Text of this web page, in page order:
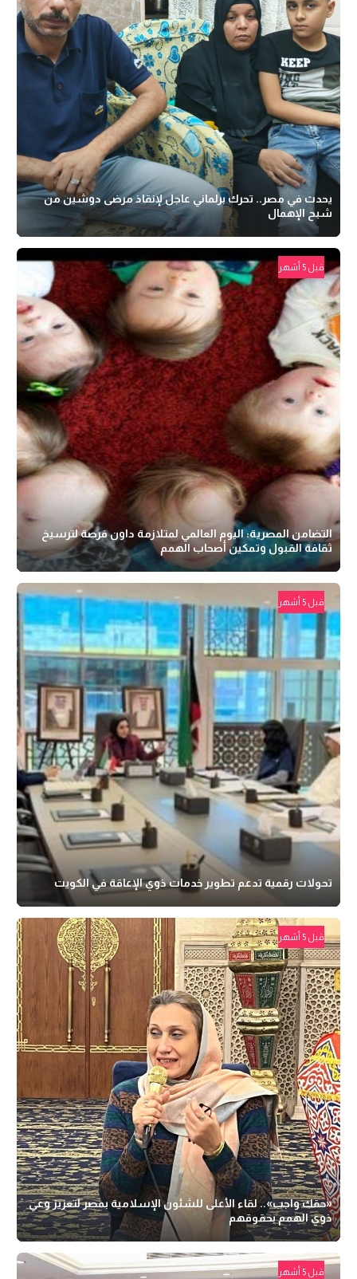
يحدث في مصر.. تحرك برلماني عاجل لإنقاذ مرضى دوشين من
شبح الإهمال
قبل 5 أشهر
التضامن المصرية: اليوم العالمي لمتلازمة داون فرصة لترسيخ
ثقافة القبول وتمكين أصحاب الهمم
قبل 5 أشهر
تحولات رقمية تدعم تطوير خدمات ذوي الإعاقة في الكويت
قبل 5 أشهر
«حقك واجب».. لقاء الأعلى للشئون الإسلامية بمصر لتعزيز وعي
ذوي الهمم بحقوقهم
قبل 5 أشهر